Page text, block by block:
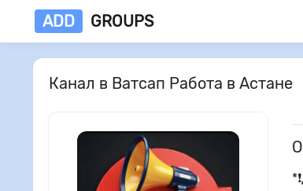
ADD GROUPS
Канал в Ватсап Работа в Астане